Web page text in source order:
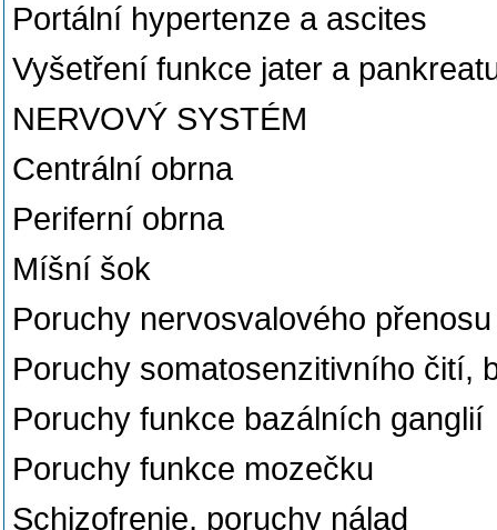
Portální hypertenze a ascites
Vyšetření funkce jater a
NERVOVÝ SYSTÉM
Centrální obrna
Periferní obrna
Míšní šok
Poruchy nervosvalového
Poruchy somatosenzitivního čití,
Poruchy funkce bazálních ganglií
Poruchy funkce mozečku
Schizofrenie, poruchy nálad